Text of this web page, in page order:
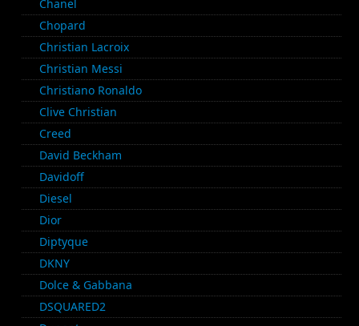
Chanel
Chopard
Christian Lacroix
Christian Messi
Christiano Ronaldo
Clive Christian
Creed
David Beckham
Davidoff
Diesel
Dior
Diptyque
DKNY
Dolce & Gabbana
DSQUARED2